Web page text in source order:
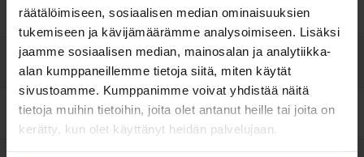
räätälöimiseen, sosiaalisen median ominaisuuksien
tukemiseen ja kävijämäärämme analysoimiseen. Lisäksi
jaamme sosiaalisen median, mainosalan ja analytiikka-
alan kumppaneillemme tietoja siitä, miten käytät
sivustoamme. Kumppanimme voivat yhdistää näitä
tietoja muihin tietoihin, joita olet antanut heille tai joita on
kerätty, kun olet käyttänyt heidän palvelujaan.
körprov
Elektronisk lärmiljö
och lärobok
Övningsprogram för